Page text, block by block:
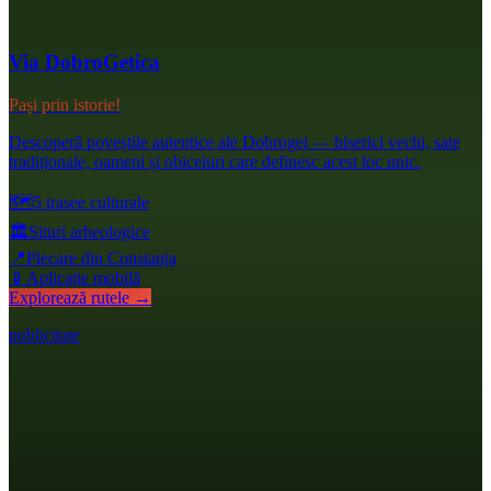
Via DobroGetica
Pași prin istorie!
Descoperă poveștile autentice ale Dobrogei — biserici vechi, sate
tradiționale, oameni și obiceiuri care definesc acest loc unic.
🗺️5 trasee culturale
🏛️Situri arheologice
📍Plecare din Constanța
📱 Aplicație mobilă
Explorează rutele →
publicitate